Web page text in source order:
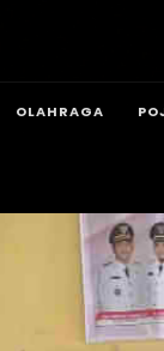
OLAHRAGA